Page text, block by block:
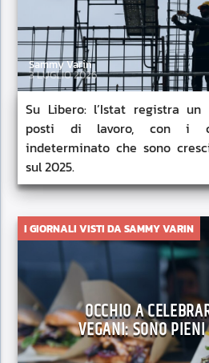
Sammy Varin
3 LUGLIO 2026
Su Libero: l’Istat registra
posti di lavoro, con i
indeterminato che sono
sul 2025.
I GIORNALI VISTI DA SAMMY VARIN
OCCHIO A
VEGANI: SONO